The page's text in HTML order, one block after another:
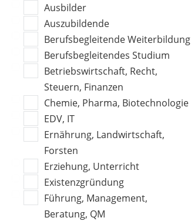
Ausbilder
Auszubildende
Berufsbegleitende Weiterbildung
Berufsbegleitendes Studium
Betriebswirtschaft, Recht,
Steuern, Finanzen
Chemie, Pharma, Biotechnologie
EDV, IT
Ernährung, Landwirtschaft,
Forsten
Erziehung, Unterricht
Existenzgründung
Führung, Management,
Beratung, QM